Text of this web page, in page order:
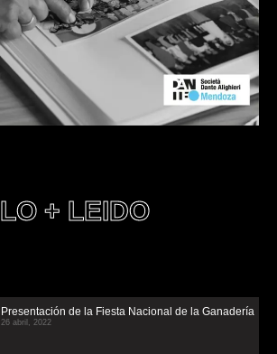
LO + LEIDO
Presentación de la Fiesta Nacional de la Ganadería
26 abril, 2022